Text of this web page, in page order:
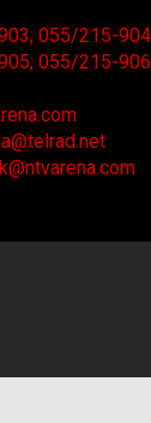
055/215-904
055/215-906